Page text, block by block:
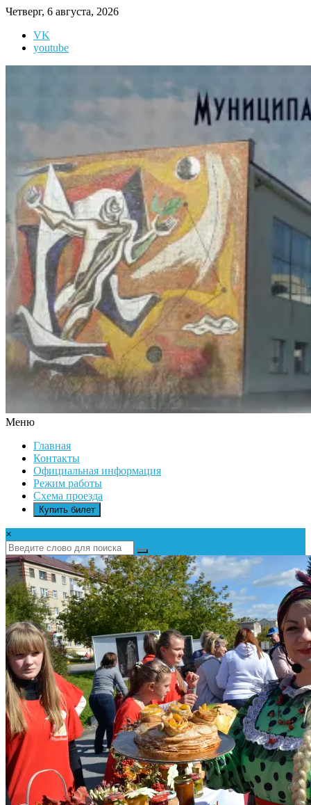
Перейти
содержимому
Четверг, 6 августа, 2026
VK
youtube
ИКАР
Меню
Главная
Контакты
Официальная информация
Режим работы
Схема проезда
Купить билет
×